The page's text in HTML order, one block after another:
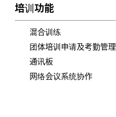
培训功能
混合训练
团体培训申请及考勤管理
通讯板
网络会议系统协作